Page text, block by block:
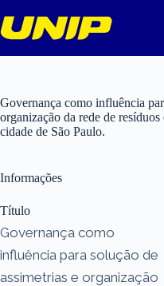
para
o
Governança como influência
organização da rede de
cidade de São Paulo.
Informações
Título
Governança como
influência para solução de
assimetrias e organização